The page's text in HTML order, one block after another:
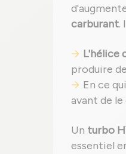
carburant.
L'hélice
produire
En ce
avant de
Un turbo
essentiel